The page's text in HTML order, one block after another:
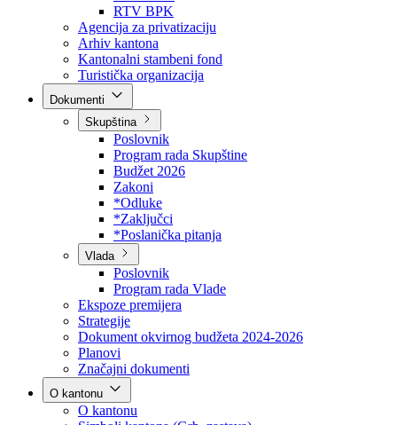
Direkcija za šumarstvo
Javna preduzeća
BPK šume
RTV BPK
Agencija za privatizaciju
Arhiv kantona
Kantonalni stambeni fond
Turistička organizacija
Skupština
Poslovnik
Program rada Skupštine
Budžet 2026
Zakoni
*Odluke
*Zaključci
*Poslanička pitanja
Vlada
Poslovnik
Program rada Vlade
Ekspoze premijera
Strategije
Dokument okvirnog budžeta 2024-2026
Planovi
Značajni dokumenti